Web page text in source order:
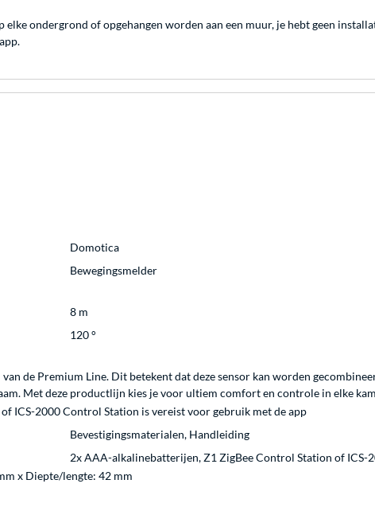
elke ondergrond of opgehangen worden aan een muur, je hebt geen
Domotica
Bewegingsmelder
8 m
120 °
de Premium Line. Dit betekent dat deze sensor kan worden
Met deze productlijn kies je voor ultiem comfort en controle in elke
ICS-2000 Control Station is vereist voor gebruik met de app
Bevestigingsmaterialen, Handleiding
2x AAA-alkalinebatterijen, Z1 ZigBee Control Station of ICS-
x Diepte/lengte: 42 mm